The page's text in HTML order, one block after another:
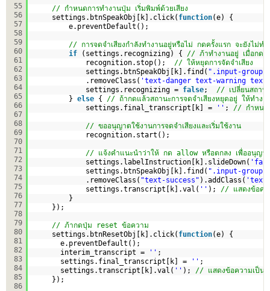
55
56
57
58
59
60
61
62
63
64
65
66
67
68
69
70
71
72
73
74
75
76
77
78
79
80
81
82
83
84
85
86
// กำหนดการทำงานปุ่ม เริ่มพิมพ์ด้วยเสียง
settings.btnSpeakObj[k].click( function(e) {
e.preventDefault();
// การจดจำเสียงกำลังทำงานอยู่หรือไม่ กดครั้งแรก จะยังไม่ทำ
if
(settings.recognizing) { // ภ้าทำงานอยู่ เมื่อกดก็
recognition.stop(); // ให้หยุดการจัดจำเสียง
settings.btnSpeakObj[k].find( ".input-
.removeClass( 'text-danger text-warning
settings.recognizing = false; // เปลี่ยนสถาน
} else { // ถ้ากดแล้วสถานะการจดจำเสียงหยุดอยู่ ให้ทำงา
settings.final_transcript[k] =
'' ; // กำหนดตั
// ขออนุญาตใช้งานการจดจำเสียงและเริ่มใช้งาน
recognition.start();
// แจ้งคำแนะนำว่าให้ กด allow หรือตกลง เพื่ออนุญา
settings.labelInstruction[k].slideDown(
settings.btnSpeakObj[k].find( ".input-
.removeClass( "text-success" ).addClass(
settings.transcript[k].val( '' ); // แสดงข้อคว
}
});
// ภ้ากดปุ่ม reset ข้อความ
settings.btnResetObj[k].click( function(e) {
e.preventDefault();
interim_transcript =
'' ;
settings.final_transcript[k] =
'' ;
settings.transcript[k].val( '' ); // แสดงข้อควา
});